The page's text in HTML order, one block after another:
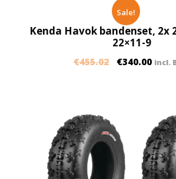
Sale!
Kenda Havok bandenset, 2x
22×11-9
€455.02 €340.00 incl.